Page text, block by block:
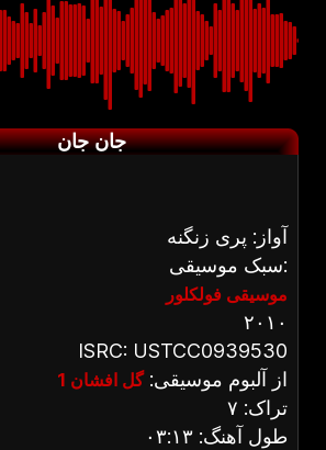
جان جان
آواز: پری زنگنه
سبک موسیقی:
موسیقی فولکلور
۲۰۱۰
ISRC: USTCC0939530
از آلبوم موسیقی:گل افشان 1
تراک: ۷
طول آهنگ: ۰۳:۱۳